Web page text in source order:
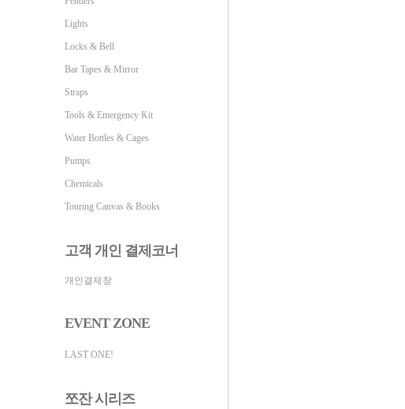
Lights
Locks & Bell
Bar Tapes & Mirror
Straps
Tools & Emergency Kit
Water Bottles & Cages
Pumps
Chemicals
Touring Canvas & Books
고객 개인 결제코너
개인결제창
EVENT ZONE
LAST ONE!
쪼잔 시리즈